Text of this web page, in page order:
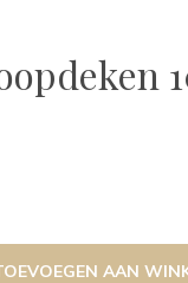
AAN